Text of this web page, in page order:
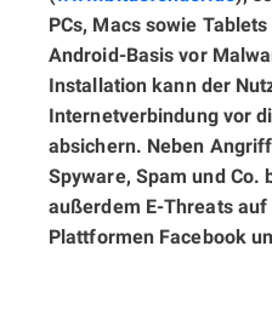
PCs, Macs sowie
Android-Basis vor
Installation kann der
Internetverbindung vor
absichern. Neben
Spyware, Spam und Co.
außerdem E-Threats
Plattformen Facebook